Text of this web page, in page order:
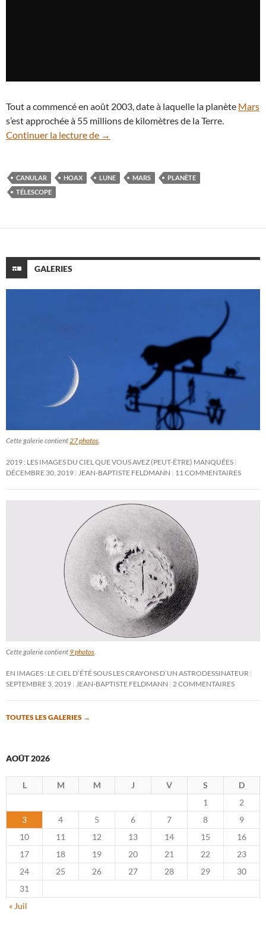
Tout a commencé en août 2003, date à laquelle la planète Mars
s’est approchée à 55 millions de kilomètres de la Terre.
Continuer la lecture de Mars aussi grosse que la Lune, le
→
CANULAR HOAX LUNE MARS
PLANÈTE
TÉLESCOPE
GALERIES
Cette galerie contient27 photos.
2019 : LES IMAGES DU CIEL QUE VOUS AVEZ (PEUT-ÊTRE) MANQUÉES
DÉCEMBRE 30, 2019 JEAN-BAPTISTE FELDMANN 11 COMMENTAIRES
Cette galerie contient 9 photos.
EN IMAGES : LE CIEL D’ÉTÉ SOUS LES CRAYONS D’UN ASTRODESSINATEUR
SEPTEMBRE 3, 2019 JEAN-BAPTISTE FELDMANN 2 COMMENTAIRES
TOUTES LES GALERIES →
AOÛT 2026
L M M J V S
D
1
2
3
4 5 6 7 8
9
10
11 12 13 14 15
16
17
18 19 20 21 22
23
24
25 26 27 28 29
30
31
« Juil